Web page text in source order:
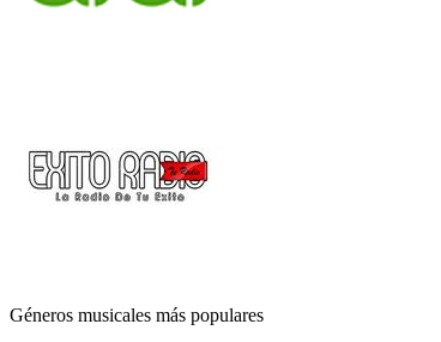
Géneros musicales más populares